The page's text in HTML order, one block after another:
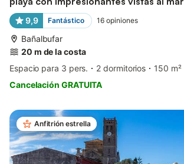
9,9 Fantástico 16 opiniones
Bañalbufar
20 m de la costa
Espacio para 3 pers.
2 dormitorios
150 m²
Cancelación GRATUITA
Anfitrión estrella